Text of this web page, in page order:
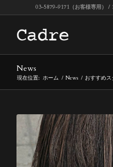
03-5879-9171（お客様専用） /
News
現在位置: ホーム / News / おすすめス